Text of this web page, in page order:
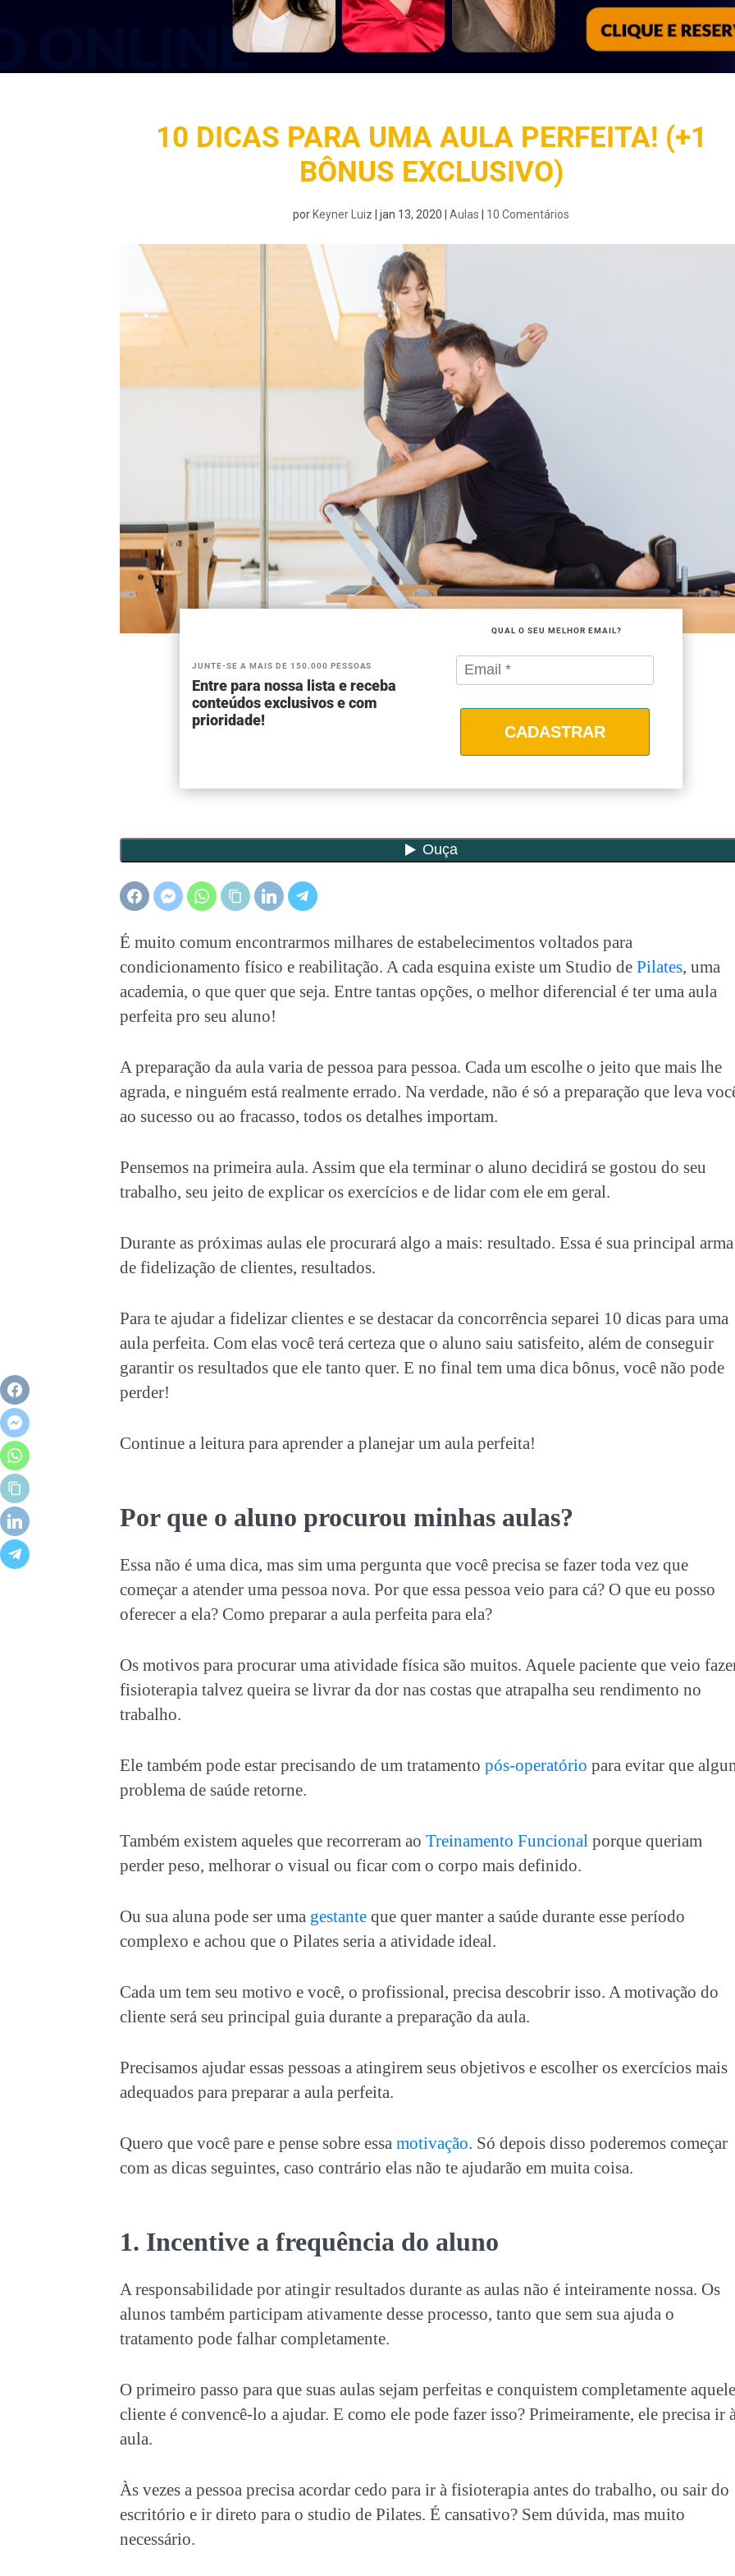
10 DICAS PARA UMA AULA PERFEITA! (+1
BÔNUS EXCLUSIVO)
por Keyner Luiz |jan 13, 2020 |Aulas 10 Comentários
JUNTE-SE A MAIS DE 150.000 PESSOAS
Entre para nossa lista e receba
conteúdos exclusivos e com
prioridade!
QUAL O SEU MELHOR EMAIL?
CADASTRAR
É muito comum encontrarmos milhares de estabelecimentos voltados para
condicionamento físico e reabilitação. A cada esquina existe um Studio de Pilates, uma
academia, o que quer que seja. Entre tantas opções, o melhor diferencial é ter uma aula
perfeita pro seu aluno!
A preparação da aula varia de pessoa para pessoa. Cada um escolhe o jeito que mais lhe
agrada, e ninguém está realmente errado. Na verdade, não é só a preparação que leva
ao sucesso ou ao fracasso, todos os detalhes importam.
Pensemos na primeira aula. Assim que ela terminar o aluno decidirá se gostou do seu
trabalho, seu jeito de explicar os exercícios e de lidar com ele em geral.
Durante as próximas aulas ele procurará algo a mais: resultado. Essa é sua principal arma
de fidelização de clientes, resultados.
Para te ajudar a fidelizar clientes e se destacar da concorrência separei 10 dicas para uma
aula perfeita. Com elas você terá certeza que o aluno saiu satisfeito, além de conseguir
garantir os resultados que ele tanto quer. E no final tem uma dica bônus, você não pode
perder!
Continue a leitura para aprender a planejar um aula perfeita!
Por que o aluno procurou minhas aulas?
Essa não é uma dica, mas sim uma pergunta que você precisa se fazer toda vez que
começar a atender uma pessoa nova. Por que essa pessoa veio para cá? O que eu posso
oferecer a ela? Como preparar a aula perfeita para ela?
Os motivos para procurar uma atividade física são muitos. Aquele paciente que veio
fisioterapia talvez queira se livrar da dor nas costas que atrapalha seu rendimento no
trabalho.
Ele também pode estar precisando de um tratamento pós-operatório para evitar que
problema de saúde retorne.
Também existem aqueles que recorreram ao Treinamento Funcionalporque queriam
perder peso, melhorar o visual ou ficar com o corpo mais definido.
Ou sua aluna pode ser uma gestanteque quer manter a saúde durante esse período
complexo e achou que o Pilates seria a atividade ideal.
Cada um tem seu motivo e você, o profissional, precisa descobrir isso. A motivação do
cliente será seu principal guia durante a preparação da aula.
Precisamos ajudar essas pessoas a atingirem seus objetivos e escolher os exercícios mais
adequados para preparar a aula perfeita.
Quero que você pare e pense sobre essa motivação. Só depois disso poderemos começar
com as dicas seguintes, caso contrário elas não te ajudarão em muita coisa.
1. Incentive a frequência do aluno
A responsabilidade por atingir resultados durante as aulas não é inteiramente nossa. Os
alunos também participam ativamente desse processo, tanto que sem sua ajuda o
tratamento pode falhar completamente.
O primeiro passo para que suas aulas sejam perfeitas e conquistem completamente aquele
cliente é convencê-lo a ajudar. E como ele pode fazer isso? Primeiramente, ele precisa ir
aula.
Às vezes a pessoa precisa acordar cedo para ir à fisioterapia antes do trabalho, ou sair do
escritório e ir direto para o studio de Pilates. É cansativo? Sem dúvida, mas muito
necessário.